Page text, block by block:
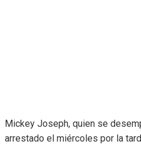
Mickey Joseph, quien se
arrestado el miércoles por la